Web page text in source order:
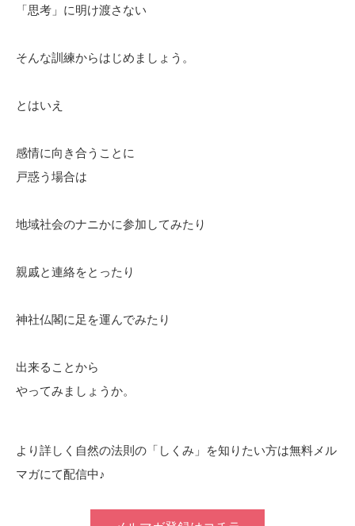
「思考」に明け渡さない
そんな訓練からはじめましょう。
とはいえ
感情に向き合うことに
戸惑う場合は
地域社会のナニかに参加してみたり
親戚と連絡をとったり
神社仏閣に足を運んでみたり
出来ることから
やってみましょうか。
より詳しく自然の法則の「しくみ」を知りたい方は無料メル
マガにて配信中♪